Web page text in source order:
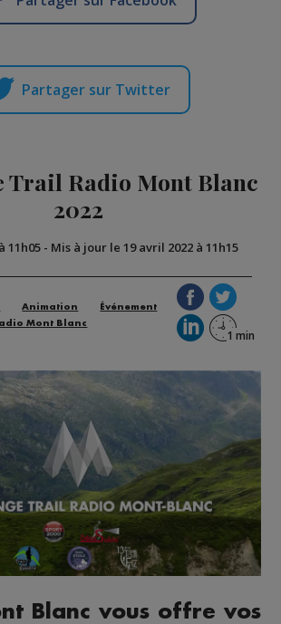
Partager sur Twitter
Trail Radio Mont Blanc
2022
11h05- Mis à jour le 19 avril 2022 à 11h15
Animation
Événement
Mont Blanc
Blanc vous offre vos